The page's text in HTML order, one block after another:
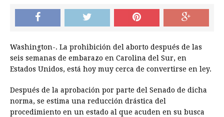
Washington-. La prohibición del aborto después de las
seis semanas de embarazo en Carolina del Sur, en
Estados Unidos, está hoy muy cerca de convertirse en ley.
Después de la aprobación por parte del Senado de dicha
norma, se estima una reducción drástica del
procedimiento en un estado al que acuden en su busca